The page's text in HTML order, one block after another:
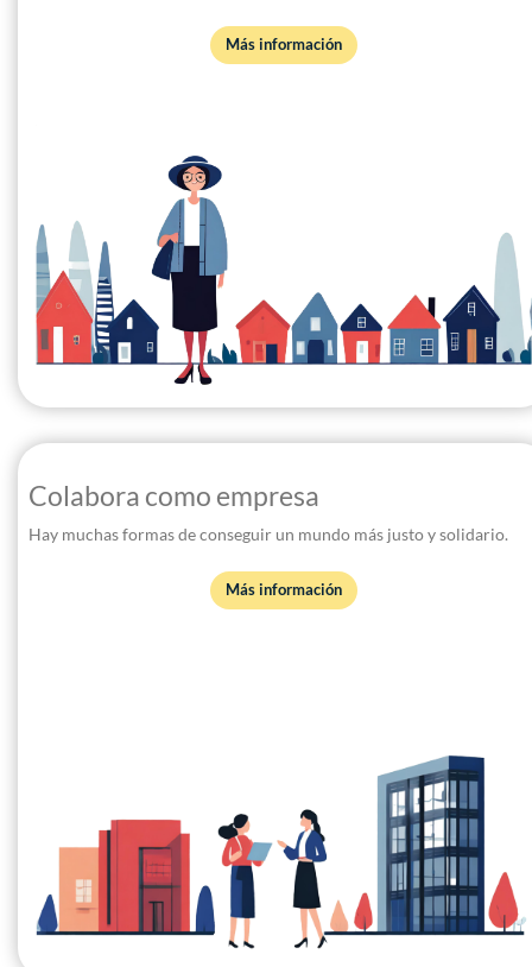
Más información
Colabora como empresa
Hay muchas formas de conseguir un mundo más justo y solidario.
Más información